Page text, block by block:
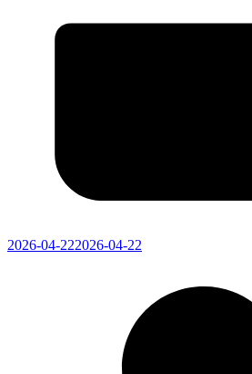
2026-04-222026-04-22